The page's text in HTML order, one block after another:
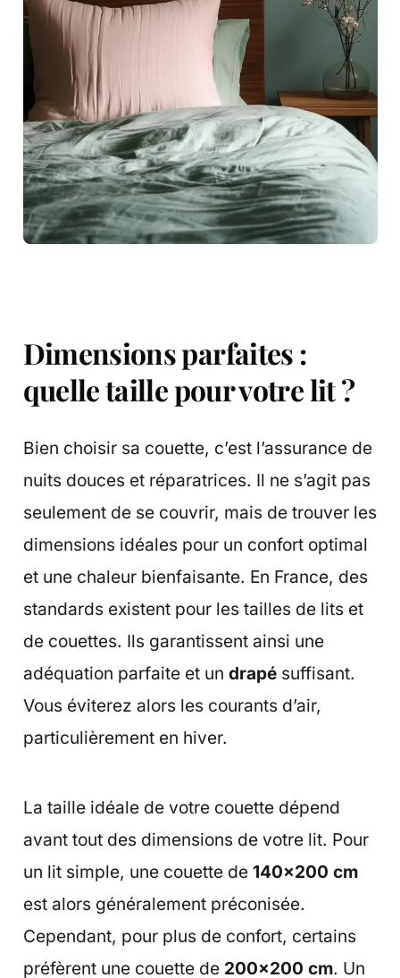
Dimensions parfaites :
quelle taille pour votre lit ?
Bien choisir sa couette, c’est l’assurance de
nuits douces et réparatrices. Il ne s’agit pas
seulement de se couvrir, mais de trouver les
dimensions idéales pour un confort optimal
et une chaleur bienfaisante. En France, des
standards existent pour les tailles de lits et
de couettes. Ils garantissent ainsi une
adéquation parfaite et un drapésuffisant.
Vous éviterez alors les courants d’air,
particulièrement en hiver.
La taille idéale de votre couette dépend
avant tout des dimensions de votre lit. Pour
un lit simple, une couette de 140×200 cm
est alors généralement préconisée.
Cependant, pour plus de confort, certains
préfèrent une couette de 200×200 cm. Un